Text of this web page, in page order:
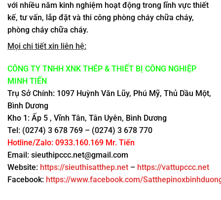
với nhiều năm kinh nghiệm hoạt động trong lĩnh vực thiết
kế, tư vấn, lắp đặt và thi công phòng cháy chữa cháy,
phòng cháy chữa cháy.
Mọi chi tiết xin liên hệ:
CÔNG TY TNHH XNK THÉP & THIẾT BỊ CÔNG NGHIỆP
MINH TIẾN
Trụ Sở Chính: 1097 Huỳnh Văn Lũy, Phú Mỹ, Thủ Dầu Một,
Bình Dương
Kho 1: Ấp 5 , Vĩnh Tân, Tân Uyên, Bình Dương
Tel: (0274) 3 678 769 – (0274) 3 678 770
Hotline/Zalo: 0933.160.169 Mr. Tiến
Email: sieuthipccc.net@gmail.com
Website: https://sieuthisatthep.net – https://vattupccc.net
Facebook: https://www.facebook.com/